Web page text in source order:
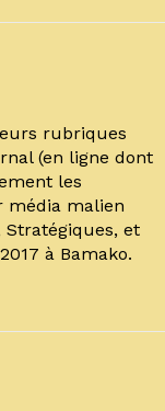
rubriques
(en ligne dont
les
média malien
Stratégiques, et
à Bamako.